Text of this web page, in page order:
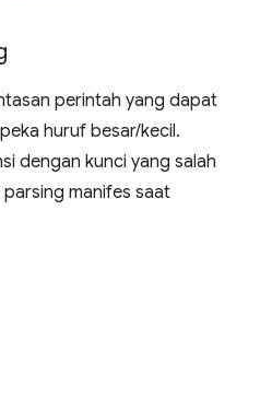
perintah yang dapat
huruf besar/kecil.
dengan kunci yang salah
manifes saat